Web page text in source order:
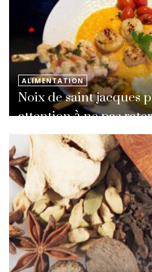
ALIMENTATION
Noix de saint jacques
attention à ne pas